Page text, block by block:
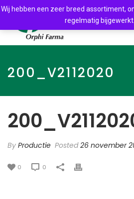
200_V2112020
By Productie Posted26 november
0 0
Wij hebben een zeer breed assortiment,
regelmatig bijgewerkt.